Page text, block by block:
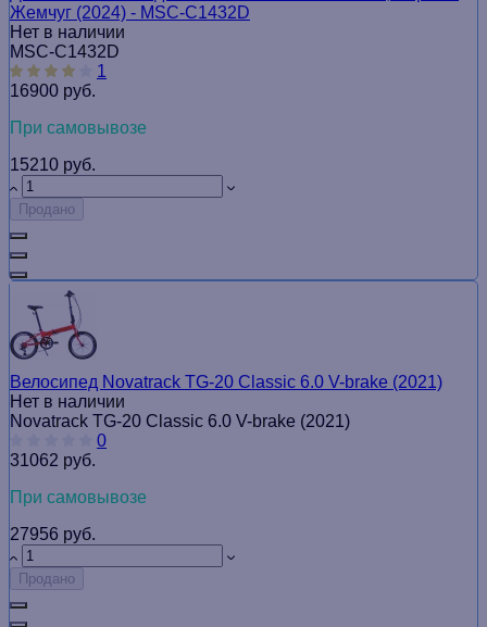
Жемчуг (2024) - MSC-С1432D
Нет в наличии
MSC-С1432D
1
16900 руб.
При самовывозе
15210 руб.
Продано
Велосипед Novatrack TG-20 Classic 6.0 V-brake (2021)
Нет в наличии
Novatrack TG-20 Classic 6.0 V-brake (2021)
0
31062 руб.
При самовывозе
27956 руб.
Продано